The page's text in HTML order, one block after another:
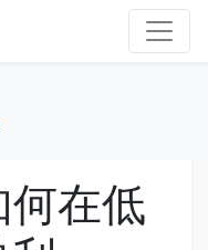
何在低